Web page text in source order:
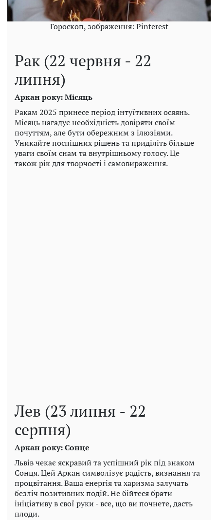
Гороскоп, зображення: Pinterest
Рак (22 червня - 22
липня)
Аркан року: Місяць
Ракам 2025 принесе період інтуїтивних осяянь.
Місяць нагадує необхідність довіряти своїм
почуттям, але бути обережним з ілюзіями.
Уникайте поспішних рішень та приділіть більше
уваги своїм снам та внутрішньому голосу. Це
також рік для творчості і самовираження.
Лев (23 липня - 22
серпня)
Аркан року: Сонце
Львів чекає яскравий та успішний рік під знаком
Сонця. Цей Аркан символізує радість, визнання та
процвітання. Ваша енергія та харизма залучать
безліч позитивних подій. Не бійтеся брати
ініціативу в свої руки - все, що ви почнете, дасть
плоди.